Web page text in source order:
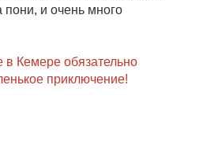
пони, и очень много
в Кемере обязательно
приключение!